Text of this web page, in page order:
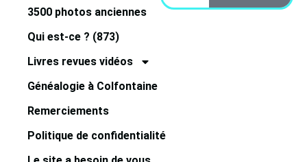
3500 photos anciennes
Qui est-ce ? (873)
Livres revues vidéos
Généalogie à Colfontaine
Remerciements
Politique de confidentialité